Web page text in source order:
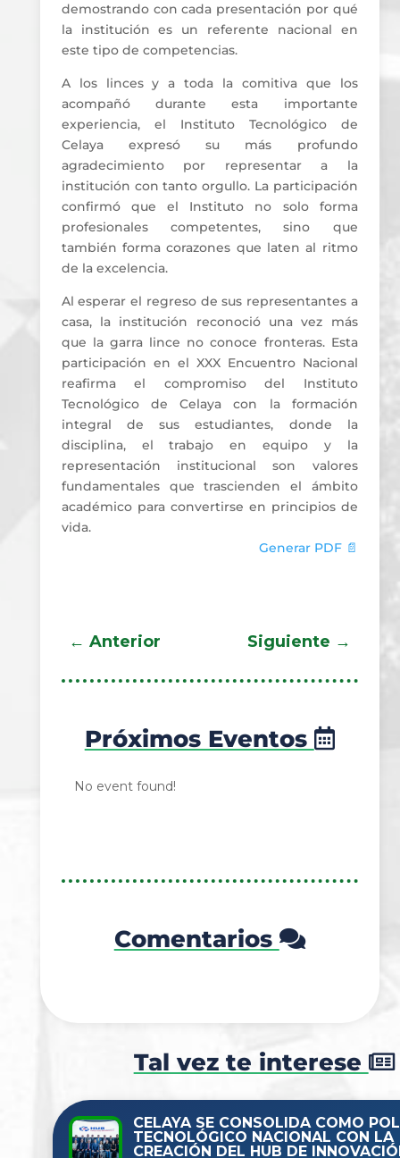
demostrando con cada presentación por qué
la institución es un referente nacional en
este tipo de competencias.
A los linces y a toda la comitiva que los
acompañó durante esta importante
experiencia, el Instituto Tecnológico de
Celaya expresó su más profundo
agradecimiento por representar a la
institución con tanto orgullo. La participación
confirmó que el Instituto no solo forma
profesionales competentes, sino que
también forma corazones que laten al ritmo
de la excelencia.
Al esperar el regreso de sus representantes a
casa, la institución reconoció una vez más
que la garra lince no conoce fronteras. Esta
participación en el XXX Encuentro Nacional
reafirma el compromiso del Instituto
Tecnológico de Celaya con la formación
integral de sus estudiantes, donde la
disciplina, el trabajo en equipo y la
representación institucional son valores
fundamentales que trascienden el ámbito
académico para convertirse en principios de
vida.
Generar PDF 📄
← Anterior Siguiente →
Próximos Eventos
No event found!
Comentarios
Tal vez te interese
CELAYA SE CONSOLIDA COMO
TECNOLÓGICO NACIONAL CON LA
CREACIÓN DEL HUB DE